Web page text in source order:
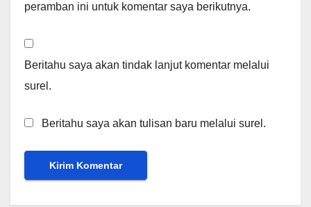
peramban ini untuk komentar saya berikutnya.
Beritahu saya akan tindak lanjut komentar melalui
surel.
Beritahu saya akan tulisan baru melalui surel.